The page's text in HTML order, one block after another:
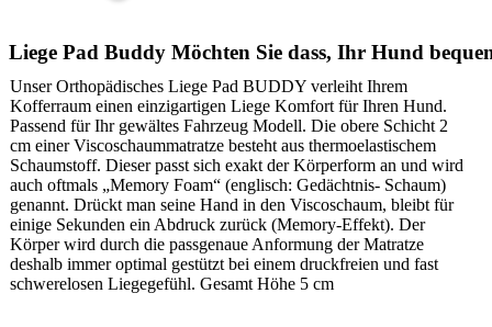
Liege Pad Buddy Möchten Sie dass, Ihr Hund
Unser Orthopädisches Liege Pad BUDDY verleiht Ihrem
Kofferraum einen einzigartigen Liege Komfort für Ihren Hund.
Passend für Ihr gewältes Fahrzeug Modell. Die obere Schicht 2
cm einer Viscoschaummatratze besteht aus thermoelastischem
Schaumstoff. Dieser passt sich exakt der Körperform an und wird
auch oftmals „Memory Foam“ (englisch: Gedächtnis- Schaum)
genannt. Drückt man seine Hand in den Viscoschaum, bleibt für
einige Sekunden ein Abdruck zurück (Memory-Effekt). Der
Körper wird durch die passgenaue Anformung der Matratze
deshalb immer optimal gestützt bei einem druckfreien und fast
schwerelosen Liegegefühl. Gesamt Höhe 5 cm